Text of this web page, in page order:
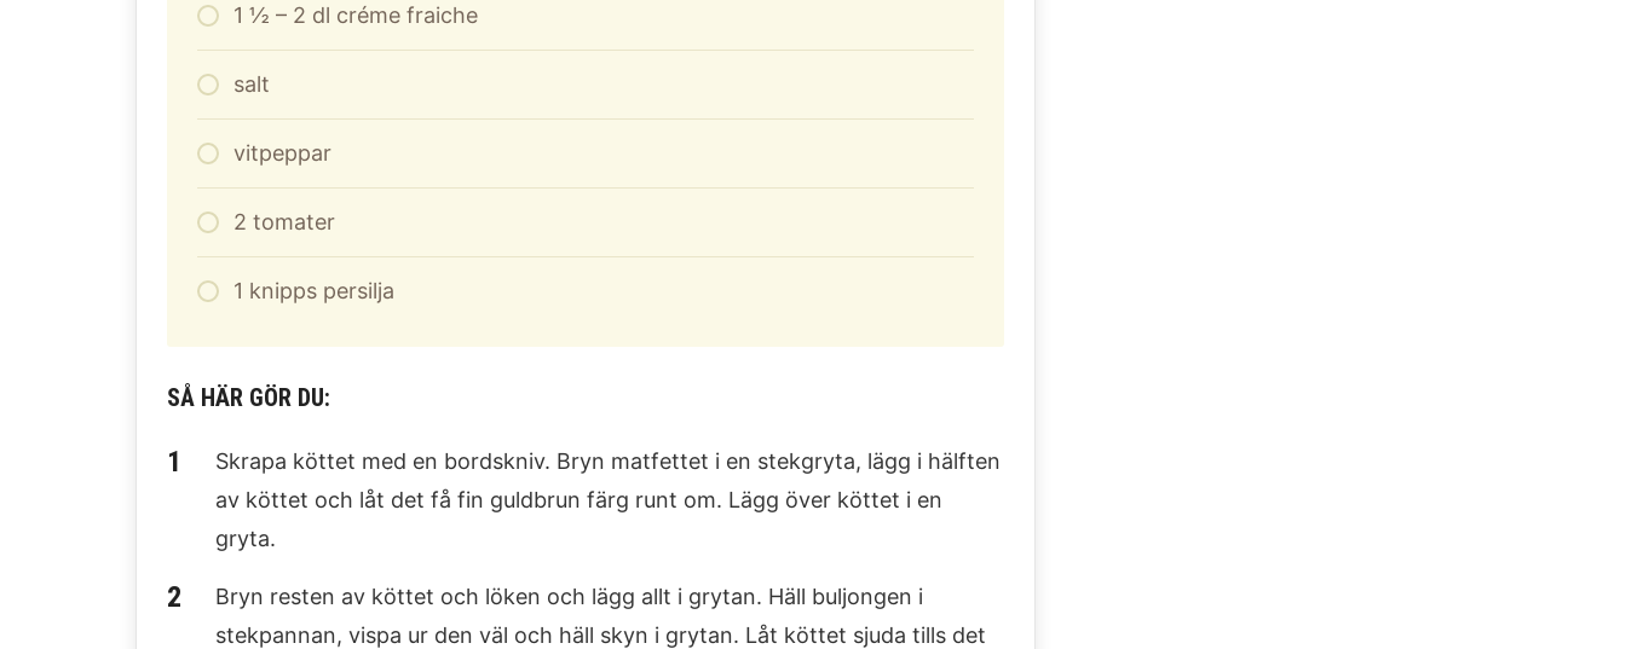
1 ½ – 2 dl créme fraiche
salt
vitpeppar
2 tomater
1 knipps persilja
SÅ HÄR GÖR DU:
Skrapa köttet med en bordskniv. Bryn matfettet i en stekgryta, lägg i hälften
av köttet och låt det få fin guldbrun färg runt om. Lägg över köttet i en
gryta.
Bryn resten av köttet och löken och lägg allt i grytan. Häll buljongen i
stekpannan, vispa ur den väl och häll skyn i grytan. Låt köttet sjuda tills det